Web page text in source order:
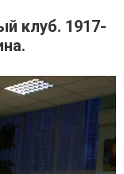
клуб. 1917-